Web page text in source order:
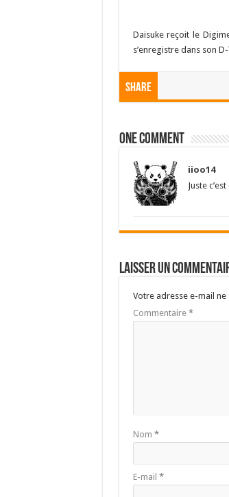
Daisuke reçoit le
s’enregistre dans son
Share
One comment
iioo14
Juste
Laisser un
Votre adresse e-mail
Commentaire *
Nom *
E-mail *